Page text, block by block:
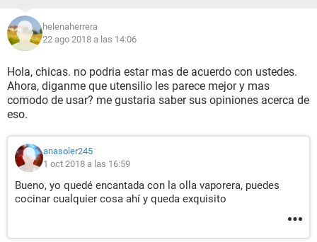
helenaherrera
22 ago 2018 a las 14:06
Hola, chicas. no podria estar mas de acuerdo con ustedes.
Ahora, diganme que utensilio les parece mejor y mas
comodo de usar? me gustaria saber sus opiniones acerca de
eso.
anasoler245
1 oct 2018 a las 16:59
Bueno, yo quedé encantada con la olla vaporera, puedes
cocinar cualquier cosa ahí y queda exquisito